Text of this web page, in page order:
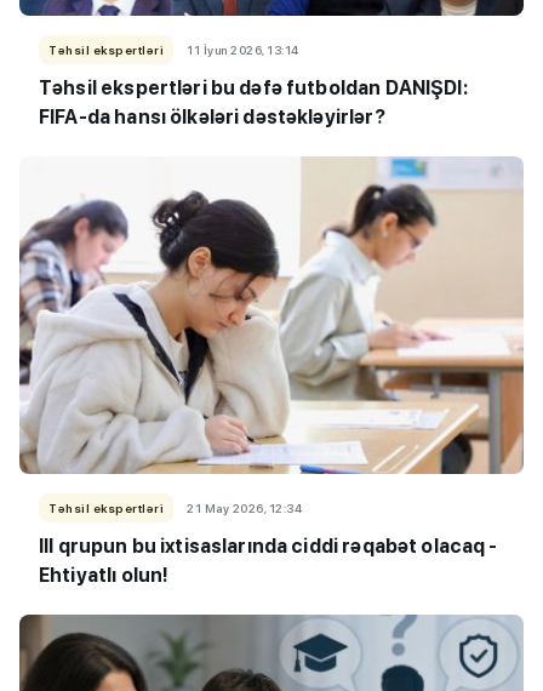
Təhsil ekspertləri 11 İyun 2026, 13:14
Təhsil ekspertləri bu dəfə futboldan DANIŞDI:
FIFA-da hansı ölkələri dəstəkləyirlər?
Təhsil ekspertləri 21 May 2026, 12:34
III qrupun bu ixtisaslarında ciddi rəqabət olacaq -
Ehtiyatlı olun!